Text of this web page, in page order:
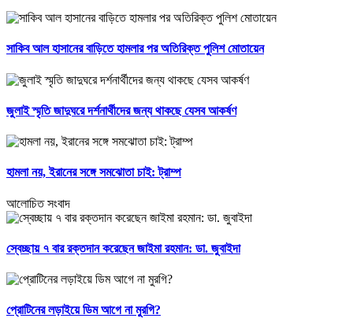
সাকিব আল হাসানের বাড়িতে হামলার পর অতিরিক্ত পুলিশ মোতায়েন
জুলাই স্মৃতি জাদুঘরে দর্শনার্থীদের জন্য থাকছে যেসব আকর্ষণ
হামলা নয়, ইরানের সঙ্গে সমঝোতা চাই: ট্রাম্প
আলোচিত সংবাদ
স্বেচ্ছায় ৭ বার রক্তদান করেছেন জাইমা রহমান: ডা. জুবাইদা
প্রোটিনের লড়াইয়ে ডিম আগে না মুরগি?